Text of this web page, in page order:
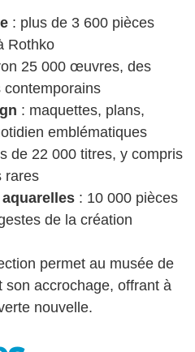
: plus de 3 600 pièces
Rothko
25 000 œuvres, des
contemporains
: maquettes, plans,
emblématiques
de 22 000 titres, y compris
rares
: 10 000 pièces
de la création
permet au musée de
son accrochage, offrant à
nouvelle.